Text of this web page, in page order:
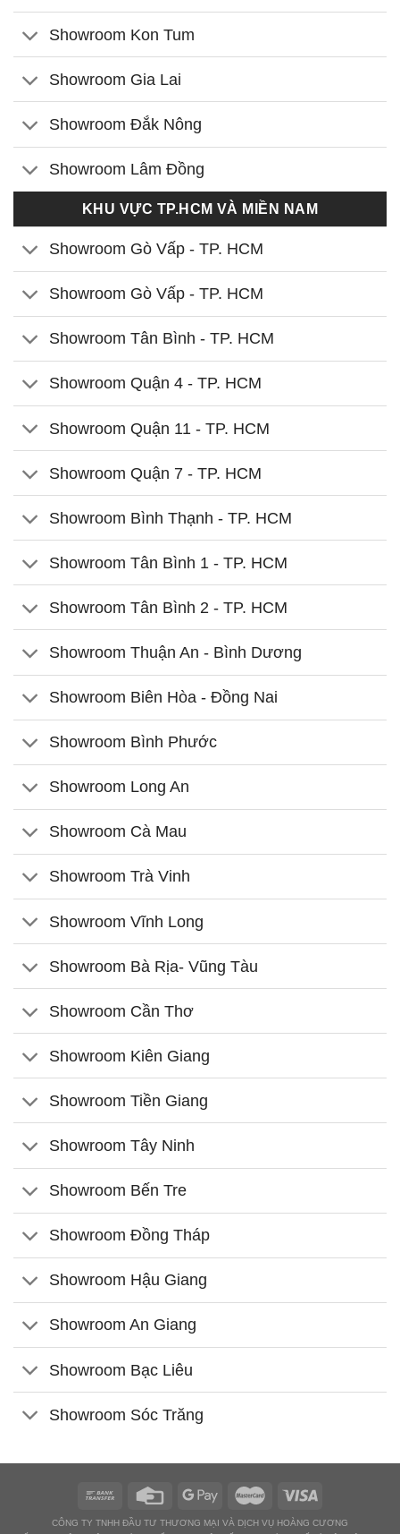
Showroom Kon Tum
Showroom Gia Lai
Showroom Đắk Nông
Showroom Lâm Đồng
KHU VỰC TP.HCM VÀ MIỀN NAM
Showroom Gò Vấp - TP. HCM
Showroom Gò Vấp - TP. HCM
Showroom Tân Bình - TP. HCM
Showroom Quận 4 - TP. HCM
Showroom Quận 11 - TP. HCM
Showroom Quận 7 - TP. HCM
Showroom Bình Thạnh - TP. HCM
Showroom Tân Bình 1 - TP. HCM
Showroom Tân Bình 2 - TP. HCM
Showroom Thuận An - Bình Dương
Showroom Biên Hòa - Đồng Nai
Showroom Bình Phước
Showroom Long An
Showroom Cà Mau
Showroom Trà Vinh
Showroom Vĩnh Long
Showroom Bà Rịa- Vũng Tàu
Showroom Cần Thơ
Showroom Kiên Giang
Showroom Tiền Giang
Showroom Tây Ninh
Showroom Bến Tre
Showroom Đồng Tháp
Showroom Hậu Giang
Showroom An Giang
Showroom Bạc Liêu
Showroom Sóc Trăng
CÔNG TY TNHH ĐẦU TƯ THƯƠNG MẠI VÀ DỊCH VỤ HOÀNG CƯƠNG